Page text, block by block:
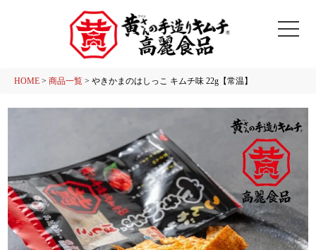
HOME 商品一覧 やきかまのはしっこ キムチ味 22g【常温】